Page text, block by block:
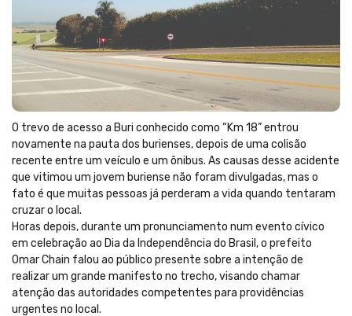
O trevo de acesso a Buri conhecido como “Km 18” entrou
novamente na pauta dos burienses, depois de uma colisão
recente entre um veículo e um ônibus. As causas desse acidente
que vitimou um jovem buriense não foram divulgadas, mas o
fato é que muitas pessoas já perderam a vida quando tentaram
cruzar o local.
Horas depois, durante um pronunciamento num evento cívico
em celebração ao Dia da Independência do Brasil, o prefeito
Omar Chain falou ao público presente sobre a intenção de
realizar um grande manifesto no trecho, visando chamar
atenção das autoridades competentes para providências
urgentes no local.